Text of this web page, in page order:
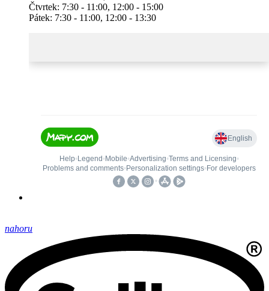
Čtvrtek: 7:30 - 11:00, 12:00 - 15:00
Pátek: 7:30 - 11:00, 12:00 - 13:30
nahoru